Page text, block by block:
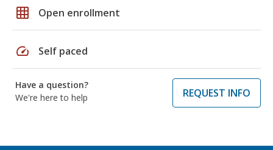
grid_on Open enrollment
speed Self paced
Have a question?
We're here to help
REQUEST INFO